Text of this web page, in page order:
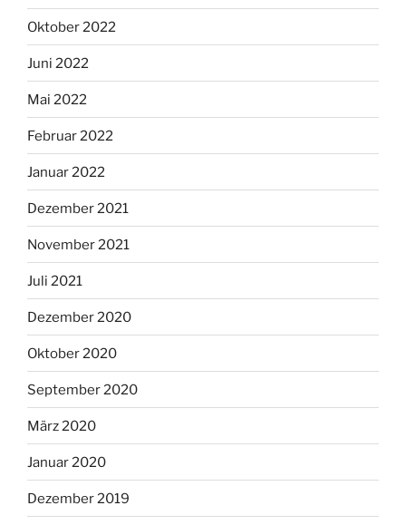
Oktober 2022
Juni 2022
Mai 2022
Februar 2022
Januar 2022
Dezember 2021
November 2021
Juli 2021
Dezember 2020
Oktober 2020
September 2020
März 2020
Januar 2020
Dezember 2019